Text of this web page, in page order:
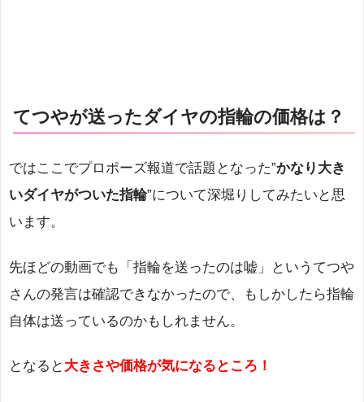
てつやが送ったダイヤの指輪の価格は？
ではここでプロポーズ報道で話題となった”かなり大き
いダイヤがついた指輪”について深堀りしてみたいと思
います。
先ほどの動画でも「指輪を送ったのは嘘」というてつや
さんの発言は確認できなかったので、もしかしたら指輪
自体は送っているのかもしれません。
となると 大きさや価格が気になるところ！